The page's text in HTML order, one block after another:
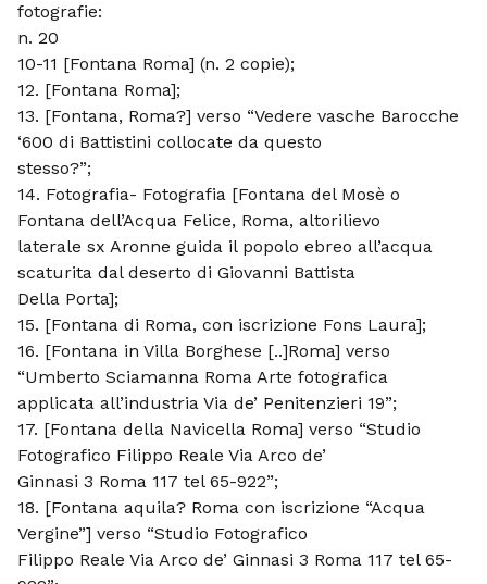
fotografie:
n. 20
10-11 [Fontana Roma] (n. 2 copie);
12. [Fontana Roma];
13. [Fontana, Roma?] verso “Vedere vasche Barocche
‘600 di Battistini collocate da questo
stesso?”;
14. Fotografia- Fotografia [Fontana del Mosè o
Fontana dell’Acqua Felice, Roma, altorilievo
laterale sx Aronne guida il popolo ebreo all’acqua
scaturita dal deserto di Giovanni Battista
Della Porta];
15. [Fontana di Roma, con iscrizione Fons Laura];
16. [Fontana in Villa Borghese [..]Roma] verso
“Umberto Sciamanna Roma Arte fotografica
applicata all’industria Via de’ Penitenzieri 19”;
17. [Fontana della Navicella Roma] verso “Studio
Fotografico Filippo Reale Via Arco de’
Ginnasi 3 Roma 117 tel 65-922”;
18. [Fontana aquila? Roma con iscrizione “Acqua
Vergine”] verso “Studio Fotografico
Filippo Reale Via Arco de’ Ginnasi 3 Roma 117 tel 65-